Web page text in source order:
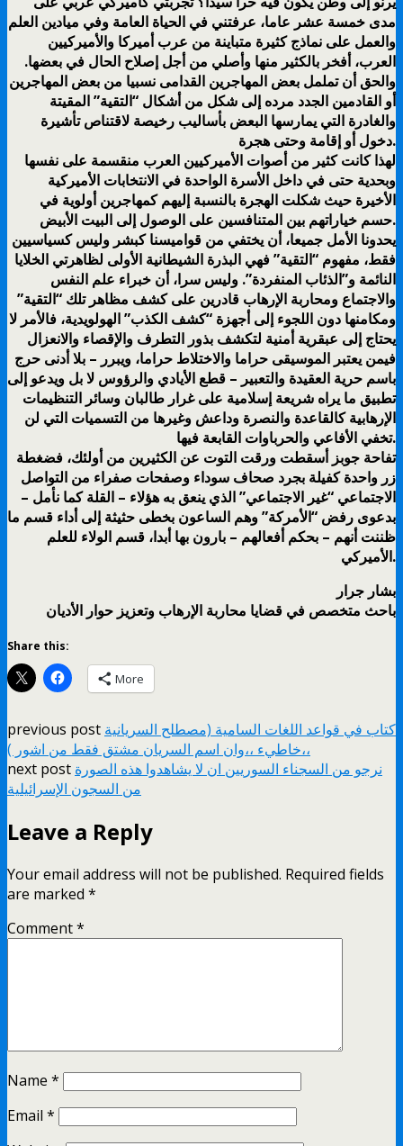
مدى خمسة عشر عاما، عرفتني في الحياة العامة وفي ميادين العلم
والعمل على نماذج كثيرة متباينة من عرب أميركا والأميركيين
العرب، أفخر بالكثير منها وأصلي من أجل إصلاح الحال في بعضها.
والحق أن تململ بعض المهاجرين القدامى نسبيا من بعض المهاجرين
أو القادمين الجدد مرده إلى شكل من أشكال “التقية” المقيتة
والغادرة التي يمارسها البعض بأساليب رخيصة لاقتناص تأشيرة
دخول أو إقامة وحتى هجرة.
لهذا كانت كثير من أصوات الأميركيين العرب منقسمة على نفسها
وبحدية حتى في داخل الأسرة الواحدة في الانتخابات الأميركية
الأخيرة حيث شكلت الهجرة بالنسبة إليهم كمهاجرين أولوية في
حسم خياراتهم بين المتنافسين على الوصول إلى البيت الأبيض.
يحدونا الأمل جميعا، أن يختفي من قواميسنا كبشر وليس كسياسيين
فقط، مفهوم “التقية” فهي البذرة الشيطانية الأولى لظاهرتي الخلايا
النائمة و”الذئاب المنفردة”. وليس سرا، أن خبراء علم النفس
والاجتماع ومحاربة الإرهاب قادرين على كشف مظاهر تلك “التقية”
ومكامنها دون اللجوء إلى أجهزة “كشف الكذب” الهولويدية، فالأمر لا
يحتاج إلى عبقرية أمنية لتكشف بذور التطرف والإقصاء والانعزال
فيمن يعتبر الموسيقى حراما والاختلاط حراما، ويبرر – بلا أدنى حرج
باسم حرية العقيدة والتعبير – قطع الأيادي والرؤوس لا بل ويدعو إلى
تطبيق ما يراه شريعة إسلامية على غرار طالبان وسائر التنظيمات
الإرهابية كالقاعدة والنصرة وداعش وغيرها من التسميات التي لن
تخفي الأفاعي والحرباوات القابعة فيها.
تفاحة جوبز أسقطت ورقت التوت عن الكثيرين من أولئك، فضغطة
زر واحدة كفيلة بجرد صحاف سوداء وصفحات صفراء من التواصل
الاجتماعي “غير الاجتماعي” الذي ينعق به هؤلاء – القلة كما نأمل –
بدعوى رفض “الأمركة” وهم الساعون بخطى حثيثة إلى أداء قسم ما
ظننت أنهم – بحكم أفعالهم – بارون بها أبدا، قسم الولاء للعلم
الأميركي.
بشار جرار
باحث متخصص في قضايا محاربة الإرهاب وتعزيز حوار الأديان
Share this:
More
previous post كتاب في قواعد اللغات السامية (مصطلح السريانية
،،خاطيء ،،وان اسم السريان مشتق فقط من اشور )
next post نرجو من السجناء السوريين ان لا يشاهدوا هذه الصورة
من السجون الإسرائيلية
Leave a Reply
Your email address will not be published. Required fields
are marked *
Comment*
Name *
Email *